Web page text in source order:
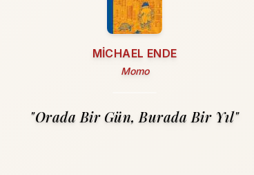
MICHAEL ENDE
Momo
"Orada Bir Gün, Burada Bir Yıl"